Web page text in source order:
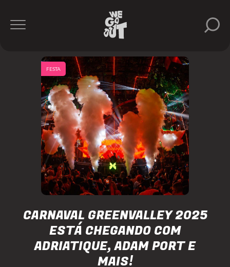
CARNAVAL GREENVALLEY 2025
ESTÁ CHEGANDO COM
ADRIATIQUE, ADAM PORT E
MAIS!
FESTA